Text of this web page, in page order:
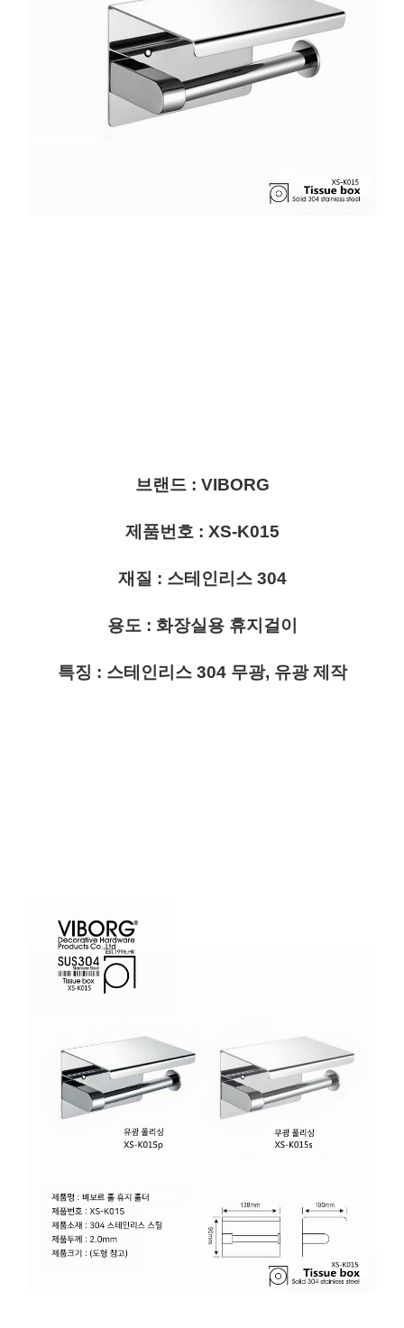
브랜드 : VIBORG
제품번호 : XS-K015
재질 : 스테인리스 304
용도 : 화장실용 휴지걸이
특징 : 스테인리스 304 무광, 유광 제작